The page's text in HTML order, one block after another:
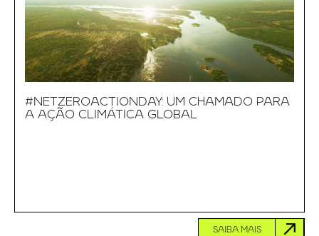
#NETZEROACTIONDAY: UM CHAMADO PARA
A AÇÃO CLIMÁTICA GLOBAL
SAIBA MAIS